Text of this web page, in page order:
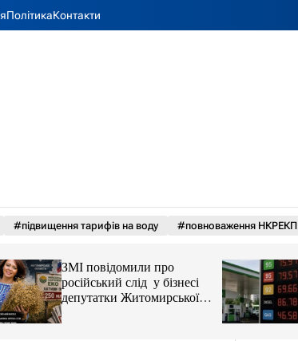
ПолітикаКонтакти
#підвищення тарифів на воду #повноваження НКРЕКП
ЗМІ повідомили про
російський слід у бізнесі
депутатки Житомирської
облради Ірини Костюшко
та чому можуть арештувати